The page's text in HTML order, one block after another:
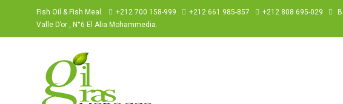
Fish Oil & Fish Meal. +212 700 158-999 +212 661 985-857 +212 808 695-029
Valle D’or , N°6 El Alia Mohammedia.